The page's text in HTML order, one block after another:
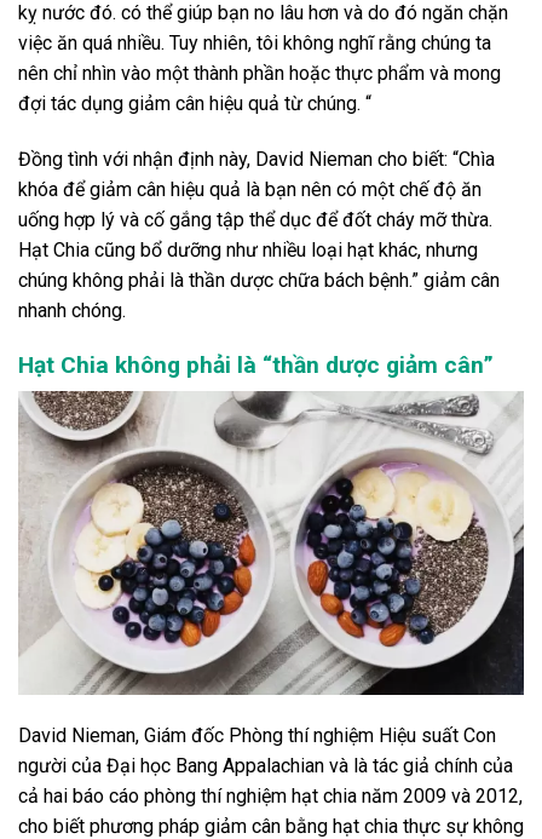
kỵ nước đó. có thể giúp bạn no lâu hơn và do đó ngăn chặn
việc ăn quá nhiều. Tuy nhiên, tôi không nghĩ rằng chúng ta
nên chỉ nhìn vào một thành phần hoặc thực phẩm và mong
đợi tác dụng giảm cân hiệu quả từ chúng. “
Đồng tình với nhận định này, David Nieman cho biết: “Chìa
khóa để giảm cân hiệu quả là bạn nên có một chế độ ăn
uống hợp lý và cố gắng tập thể dục để đốt cháy mỡ thừa.
Hạt Chia cũng bổ dưỡng như nhiều loại hạt khác, nhưng
chúng không phải là thần dược chữa bách bệnh.” giảm cân
nhanh chóng.
Hạt Chia không phải là “thần dược giảm cân”
David Nieman, Giám đốc Phòng thí nghiệm Hiệu suất Con
người của Đại học Bang Appalachian và là tác giả chính của
cả hai báo cáo phòng thí nghiệm hạt chia năm 2009 và 2012,
cho biết phương pháp giảm cân bằng hạt chia thực sự không